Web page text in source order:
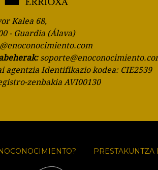
Kalea 68,
- Guardia (Álava)
agentzia Identifikazio kodea: CIE2539
zenbakia AVI00130